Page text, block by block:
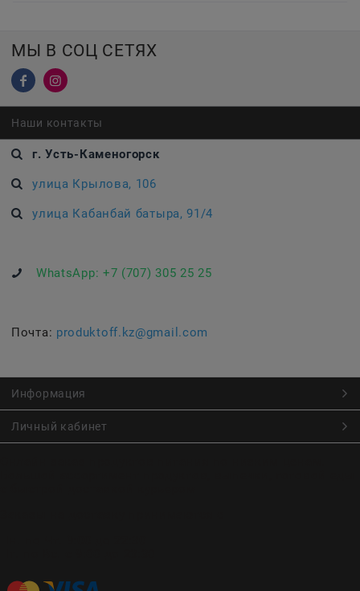
МЫ В СОЦ СЕТЯХ
Наши контакты
г. Усть-Каменогорск
улица Крылова, 106
улица Кабанбай батыра, 91/4
WhatsApp: +7 (707) 305 25 25
Почта: produktoff.kz@gmail.com
Информация
Личный кабинет